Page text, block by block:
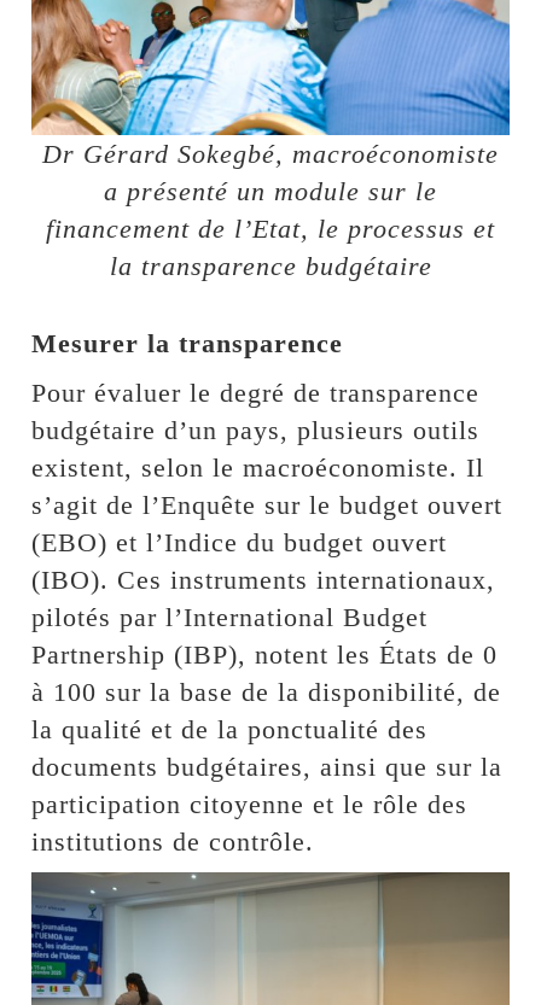
Dr Gérard Sokegbé, macroéconomiste
a présenté un module sur le
financement de l’Etat, le processus et
la transparence budgétaire
Mesurer la transparence
Pour évaluer le degré de transparence
budgétaire d’un pays, plusieurs outils
existent, selon le macroéconomiste. Il
s’agit de l’Enquête sur le budget ouvert
(EBO) et l’Indice du budget ouvert
(IBO). Ces instruments internationaux,
pilotés par l’International Budget
Partnership (IBP), notent les États de 0
à 100 sur la base de la disponibilité, de
la qualité et de la ponctualité des
documents budgétaires, ainsi que sur la
participation citoyenne et le rôle des
institutions de contrôle.